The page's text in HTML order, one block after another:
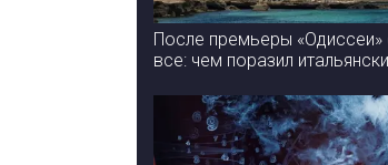
После премьеры «Одиссеи»
все: чем поразил